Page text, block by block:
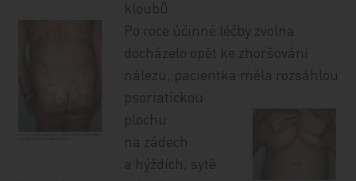
kloubů.
Po roce účinné léčby zvolna
docházelo opět ke zhoršování
nálezu, pacientka měla rozsáhlou
psoriatickou
plochu
na zádech
a hýždích, sytě